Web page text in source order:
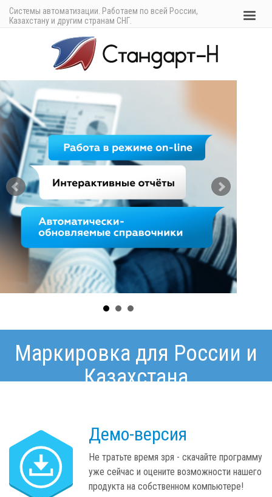
Системы автоматизации. Работаем по всей России,
Казахстану и другим странам СНГ.
Маркировка для России и
Казахстана
Демо-версия
Не тратьте время зря - скачайте программу
уже сейчас и оцените возможности нашего
продукта на собственном компьютере!